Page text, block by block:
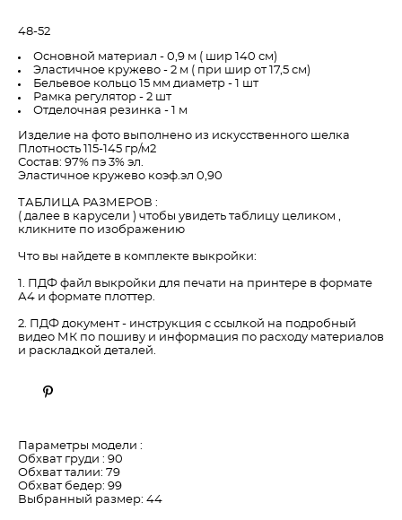
48-52
Основной материал - 0,9 м ( шир 140 см)
Эластичное кружево - 2 м ( при шир от 17,5 см)
Бельевое кольцо 15 мм диаметр - 1 шт
Рамка регулятор - 2 шт
Отделочная резинка - 1 м
Изделие на фото выполнено из искусственного шелка
Плотность 115-145 гр/м2
Состав: 97% пэ 3% эл.
Эластичное кружево коэф.эл 0,90
ТАБЛИЦА РАЗМЕРОВ :
( далее в карусели ) чтобы увидеть таблицу целиком ,
кликните по изображению
Что вы найдете в комплекте выкройки:
1. ПДФ файл выкройки для печати на принтере в формате
А4 и формате плоттер.
2. ПДФ документ - инструкция с ссылкой на подробный
видео МК по пошиву и информация по расходу материалов
и раскладкой деталей.
Параметры модели :
Обхват груди : 90
Обхват талии: 79
Обхват бедер: 99
Выбранный размер: 44